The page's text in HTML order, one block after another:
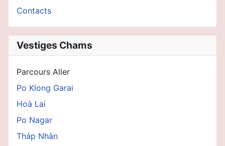
Contacts
Vestiges Chams
Parcours Aller
Po Klong Garai
Hoà Lai
Po Nagar
Tháp Nhàn